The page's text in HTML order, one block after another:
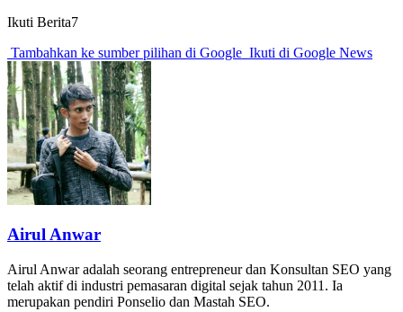
Ikuti Berita7
Tambahkan ke sumber pilihan di Google Ikuti di Google News
Airul Anwar
Airul Anwar adalah seorang entrepreneur dan Konsultan SEO yang
telah aktif di industri pemasaran digital sejak tahun 2011. Ia
merupakan pendiri Ponselio dan Mastah SEO.